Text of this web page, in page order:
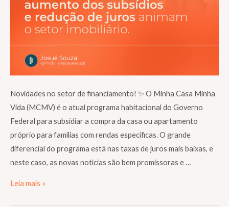
Novidades no setor de financiamento! ✨ O Minha Casa Minha
Vida (MCMV) é o atual programa habitacional do Governo
Federal para subsidiar a compra da casa ou apartamento
próprio para famílias com rendas específicas. O grande
diferencial do programa está nas taxas de juros mais baixas, e
neste caso, as novas notícias são bem promissoras e …
Leia mais »